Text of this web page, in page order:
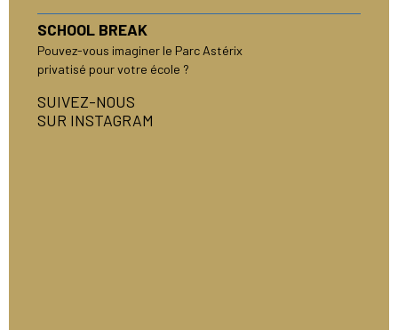
SCHOOL BREAK
Pouvez-vous imaginer le Parc Astérix
privatisé pour votre école ?
SUIVEZ-NOUS
SUR INSTAGRAM